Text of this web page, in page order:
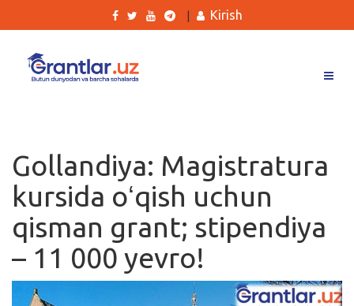
Ishlar
Kurslar
Blog
Yana
Kirish
Gollandiya: Magistratura
kursida oʻqish uchun
qisman grant; stipendiya
– 11 000 yevro!